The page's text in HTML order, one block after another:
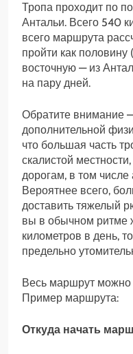
Тропа проходит по
Антальи. Всего 540
всего маршрута
пройти как
восточную — из
на пару дней.
Обратите внимание
дополнительной
что большая часть
скалистой
дорогам, в том
Вероятнее всего,
доставить тяжелый
вы в обычном ритме
километров в день,
предельно
Весь маршрут можно
Пример маршрута:
Откуда начать